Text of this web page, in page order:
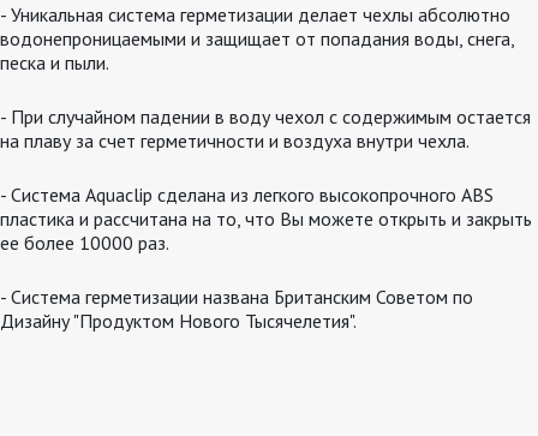
- Уникальная система герметизации делает чехлы абсолютно
водонепроницаемыми и защищает от попадания воды, снега,
песка и пыли.
- При случайном падении в воду чехол с содержимым остается
на плаву за счет герметичности и воздуха внутри чехла.
- Система Aquaclip сделана из легкого высокопрочного ABS
пластика и рассчитана на то, что Вы можете открыть и закрыть
ее более 10000 раз.
- Система герметизации названа Британским Советом по
Дизайну "Продуктом Нового Тысячелетия".